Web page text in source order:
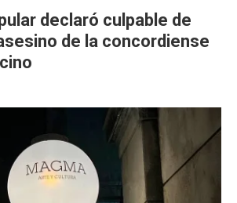
declaró culpable de
de la concordiense